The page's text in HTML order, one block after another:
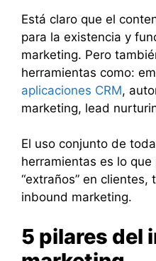
Está claro que el
para la existencia y
marketing. Pero
herramientas como:
aplicaciones CRM,
marketing, lead
El uso conjunto de
herramientas es lo
“extraños” en
inbound marketing.
5 pilares del